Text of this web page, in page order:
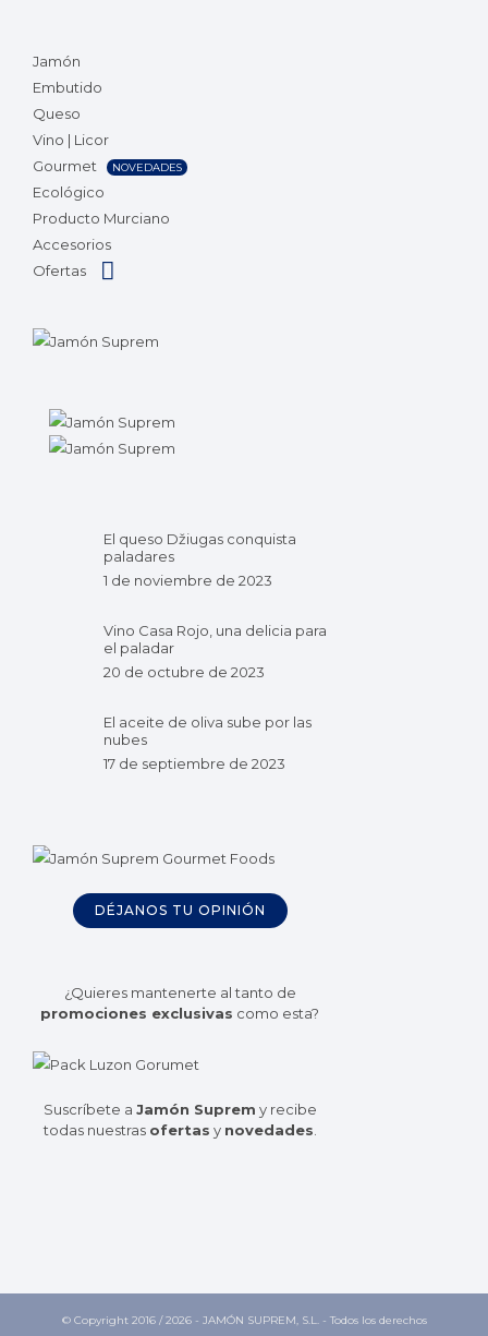
Jamón
Embutido
Queso
Vino | Licor
Gourmet
NOVEDADES
Ecológico
Producto Murciano
Accesorios
Ofertas
El queso Džiugas conquista
paladares
1 de noviembre de 2023
Vino Casa Rojo, una delicia para
el paladar
20 de octubre de 2023
El aceite de oliva sube por las
nubes
17 de septiembre de 2023
DÉJANOS TU OPINIÓN
¿Quieres mantenerte al tanto de
promociones exclusivas como esta?
Suscríbete a Jamón Suprem y recibe
todas nuestras ofertas y novedades
© Copyright 2016 /2026 - JAMÓN SUPREM, S.L. - Todos los derechos